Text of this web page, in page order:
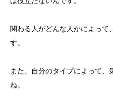
関わる人がどんな人かによって
す。
また、自分のタイプによって、
ね。